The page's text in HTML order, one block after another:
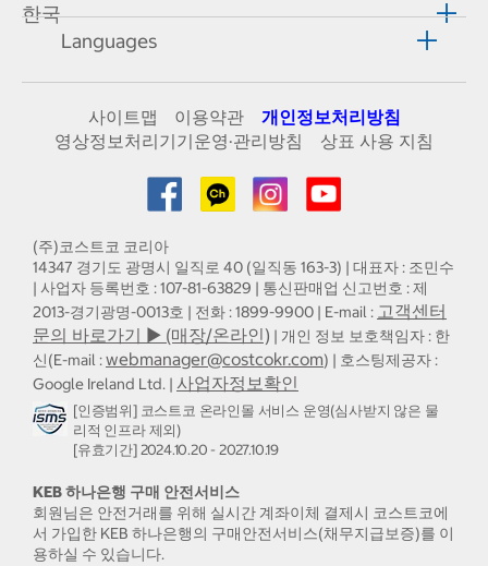
한국
Languages
사이트맵 이용약관
개인정보처리방침
영상정보처리기기운영·관리방침
상표 사용 지침
(주)코스트코 코리아
14347 경기도 광명시 일직로 40 (일직동 163-3) | 대표자 : 조민수
| 사업자 등록번호 : 107-81-63829 | 통신판매업 신고번호 : 제
2013-경기광명-0013호 | 전화 : 1899-9900 | E-mail : 고객센터
문의 바로가기 ▶ (매장/온라인) | 개인 정보 보호책임자 : 한
신(E-mail :webmanager@costcokr.com) | 호스팅제공자 :
Google Ireland Ltd. | 사업자정보확인
[인증범위] 코스트코 온라인몰 서비스 운영(심사받지 않은 물
리적 인프라 제외)
[유효기간] 2024.10.20 - 2027.10.19
KEB 하나은행 구매 안전서비스
회원님은 안전거래를 위해 실시간 계좌이체 결제시 코스트코에
서 가입한 KEB 하나은행의 구매안전서비스(채무지급보증)를 이
용하실 수 있습니다.